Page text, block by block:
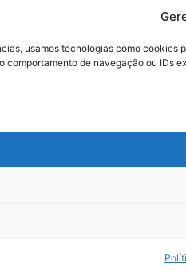
usamos tecnologias como
comportamento de navegação ou